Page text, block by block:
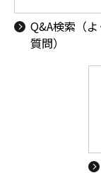
Q&A検索（
質問）